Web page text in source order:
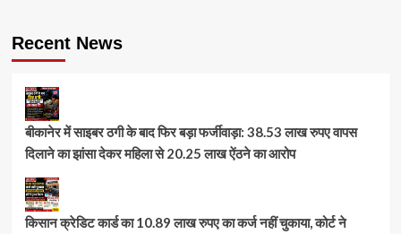
Recent News
बीकानेर में साइबर ठगी के बाद फिर बड़ा फर्जीवाड़ा: 38.53 लाख रुपए वापस
दिलाने का झांसा देकर महिला से 20.25 लाख ऐंठने का आरोप
किसान क्रेडिट कार्ड का 10.89 लाख रुपए का कर्ज नहीं चुकाया, कोर्ट ने